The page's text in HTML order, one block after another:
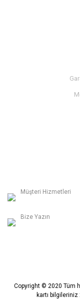
Müşteri Hizmetleri
Bize Yazın
Copyright © 2020 Tüm
kartı bilgileriniz